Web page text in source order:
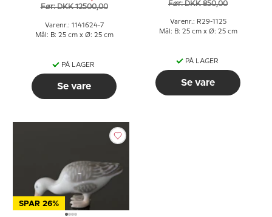
Før: DKK 12500,00
Varenr.: 1141624-7
Mål: B: 25 cm x Ø: 25 cm
PÅ LAGER
Se vare
Før: DKK 850,00
Varenr.: R29-1125
Mål: B: 25 cm x Ø: 25 cm
PÅ LAGER
Se vare
SPAR 26%